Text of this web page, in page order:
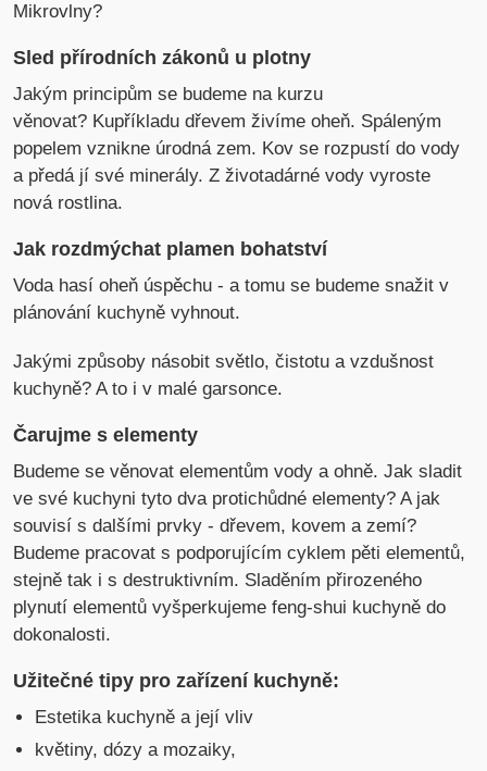
Mikrovlny?
Sled přírodních zákonů u plotny
Jakým principům se budeme na kurzu
věnovat? Kupříkladu dřevem živíme oheň. Spáleným
popelem vznikne úrodná zem. Kov se rozpustí do vody
a předá jí své minerály. Z životadárné vody vyroste
nová rostlina.
Jak rozdmýchat plamen bohatství
Voda hasí oheň úspěchu - a tomu se budeme snažit v
plánování kuchyně vyhnout.
Jakými způsoby násobit světlo, čistotu a vzdušnost
kuchyně? A to i v malé garsonce.
Čarujme s elementy
Budeme se věnovat elementům vody a ohně. Jak sladit
ve své kuchyni tyto dva protichůdné elementy? A jak
souvisí s dalšími prvky - dřevem, kovem a zemí?
Budeme pracovat s podporujícím cyklem pěti elementů,
stejně tak i s destruktivním. Sladěním přirozeného
plynutí elementů vyšperkujeme feng-shui kuchyně do
dokonalosti.
Užitečné tipy pro zařízení kuchyně:
Estetika kuchyně a její vliv
květiny, dózy a mozaiky,